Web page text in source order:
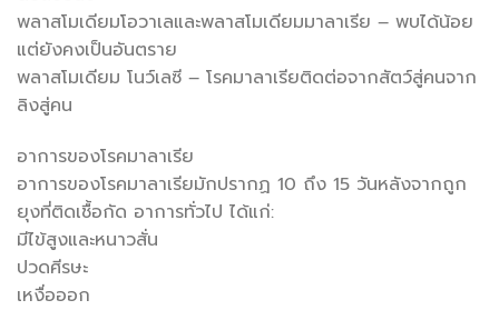
พลาสโมเดียมโอวาเลและพลาสโมเดียมมาลาเรีย – พบได้น้อย
แต่ยังคงเป็นอันตราย
พลาสโมเดียม โนว์เลซี – โรคมาลาเรียติดต่อจากสัตว์สู่คนจาก
ลิงสู่คน
อาการของโรคมาลาเรีย
อาการของโรคมาลาเรียมักปรากฏ 10 ถึง 15 วันหลังจากถูก
ยุงที่ติดเชื้อกัด อาการทั่วไป ได้แก่:
มีไข้สูงและหนาวสั่น
ปวดศีรษะ
เหงื่อออก